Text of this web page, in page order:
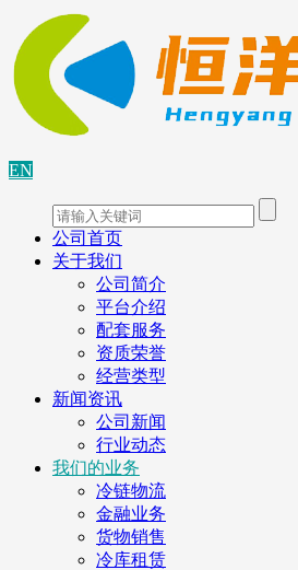
EN
公司首页
关于我们
公司简介
平台介绍
配套服务
资质荣誉
经营类型
新闻资讯
公司新闻
行业动态
我们的业务
冷链物流
金融业务
货物销售
冷库租赁